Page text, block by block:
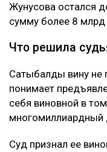
Жунусова остался
сумму более 8 млрд
Что решила
Сатыбалды вину не
понимает
себя виновной в
многомиллиардный
Суд признал ее